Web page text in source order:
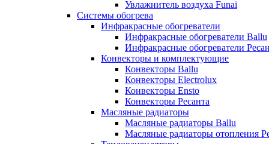
Увлажнитель воздуха Funai
Системы обогрева
Инфракрасные обогреватели
Инфракрасные обогреватели Ballu
Инфракрасные обогреватели
Конвекторы и комплектующие
Конвекторы Ballu
Конвекторы Electrolux
Конвекторы Ensto
Конвекторы Ресанта
Масляные радиаторы
Масляные радиаторы Ballu
Масляные радиаторы отопления